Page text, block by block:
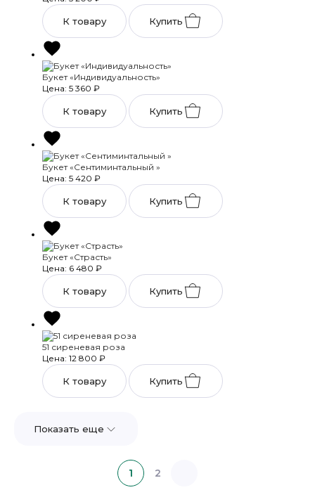
К товару Купить
Букет «Индивидуальность»
Цена: 5 360 ₽
К товару Купить
Букет «Сентиминтальный »
Цена: 5 420 ₽
К товару Купить
Букет «Страсть»
Цена: 6 480 ₽
К товару Купить
51 сиреневая роза
Цена: 12 800 ₽
К товару Купить
Показать еще
1 2